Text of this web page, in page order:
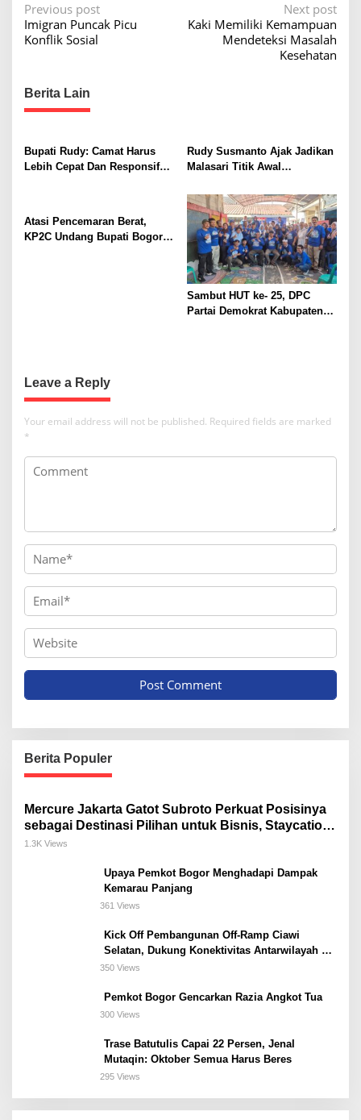
P
o
n
v
i
a
t
Previous post
Imigran Puncak Picu
Konflik Sosial
Next post
Kaki Memiliki Kemampuan
Mendeteksi Masalah
Kesehatan
Berita Lain
Bupati Rudy: Camat Harus
Lebih Cepat Dan Responsif
Rudy Susmanto Ajak Jadikan
Malasari Titik Awal
Perkuat Komitmen Lestarikan
Alam dan Warisan Sejarah
Atasi Pencemaran Berat,
KP2C Undang Bupati Bogor
Sambut HUT ke- 25, DPC
Partai Demokrat Kabupaten
Leave a Reply
Your email address will not be published. Required fields are marked
*
Berita Populer
Mercure Jakarta Gatot Subroto Perkuat Posisinya
sebagai Destinasi Pilihan untuk Bisnis, Staycation,
Meeting, dan Kuliner di Jakarta Selatan
1.3K Views
Upaya Pemkot Bogor Menghadapi Dampak
Kemarau Panjang
361 Views
Kick Off Pembangunan Off-Ramp Ciawi
Selatan, Dukung Konektivitas Antarwilayah di
Bogor Selatan
350 Views
Pemkot Bogor Gencarkan Razia Angkot Tua
300 Views
Trase Batutulis Capai 22 Persen, Jenal
Mutaqin: Oktober Semua Harus Beres
295 Views